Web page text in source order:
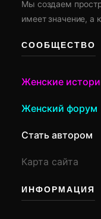
Мы создаем
имеет значение,
СООБЩЕСТВО
Женские
Женский форум
Стать автором
Карта сайта
ИНФОРМАЦИЯ